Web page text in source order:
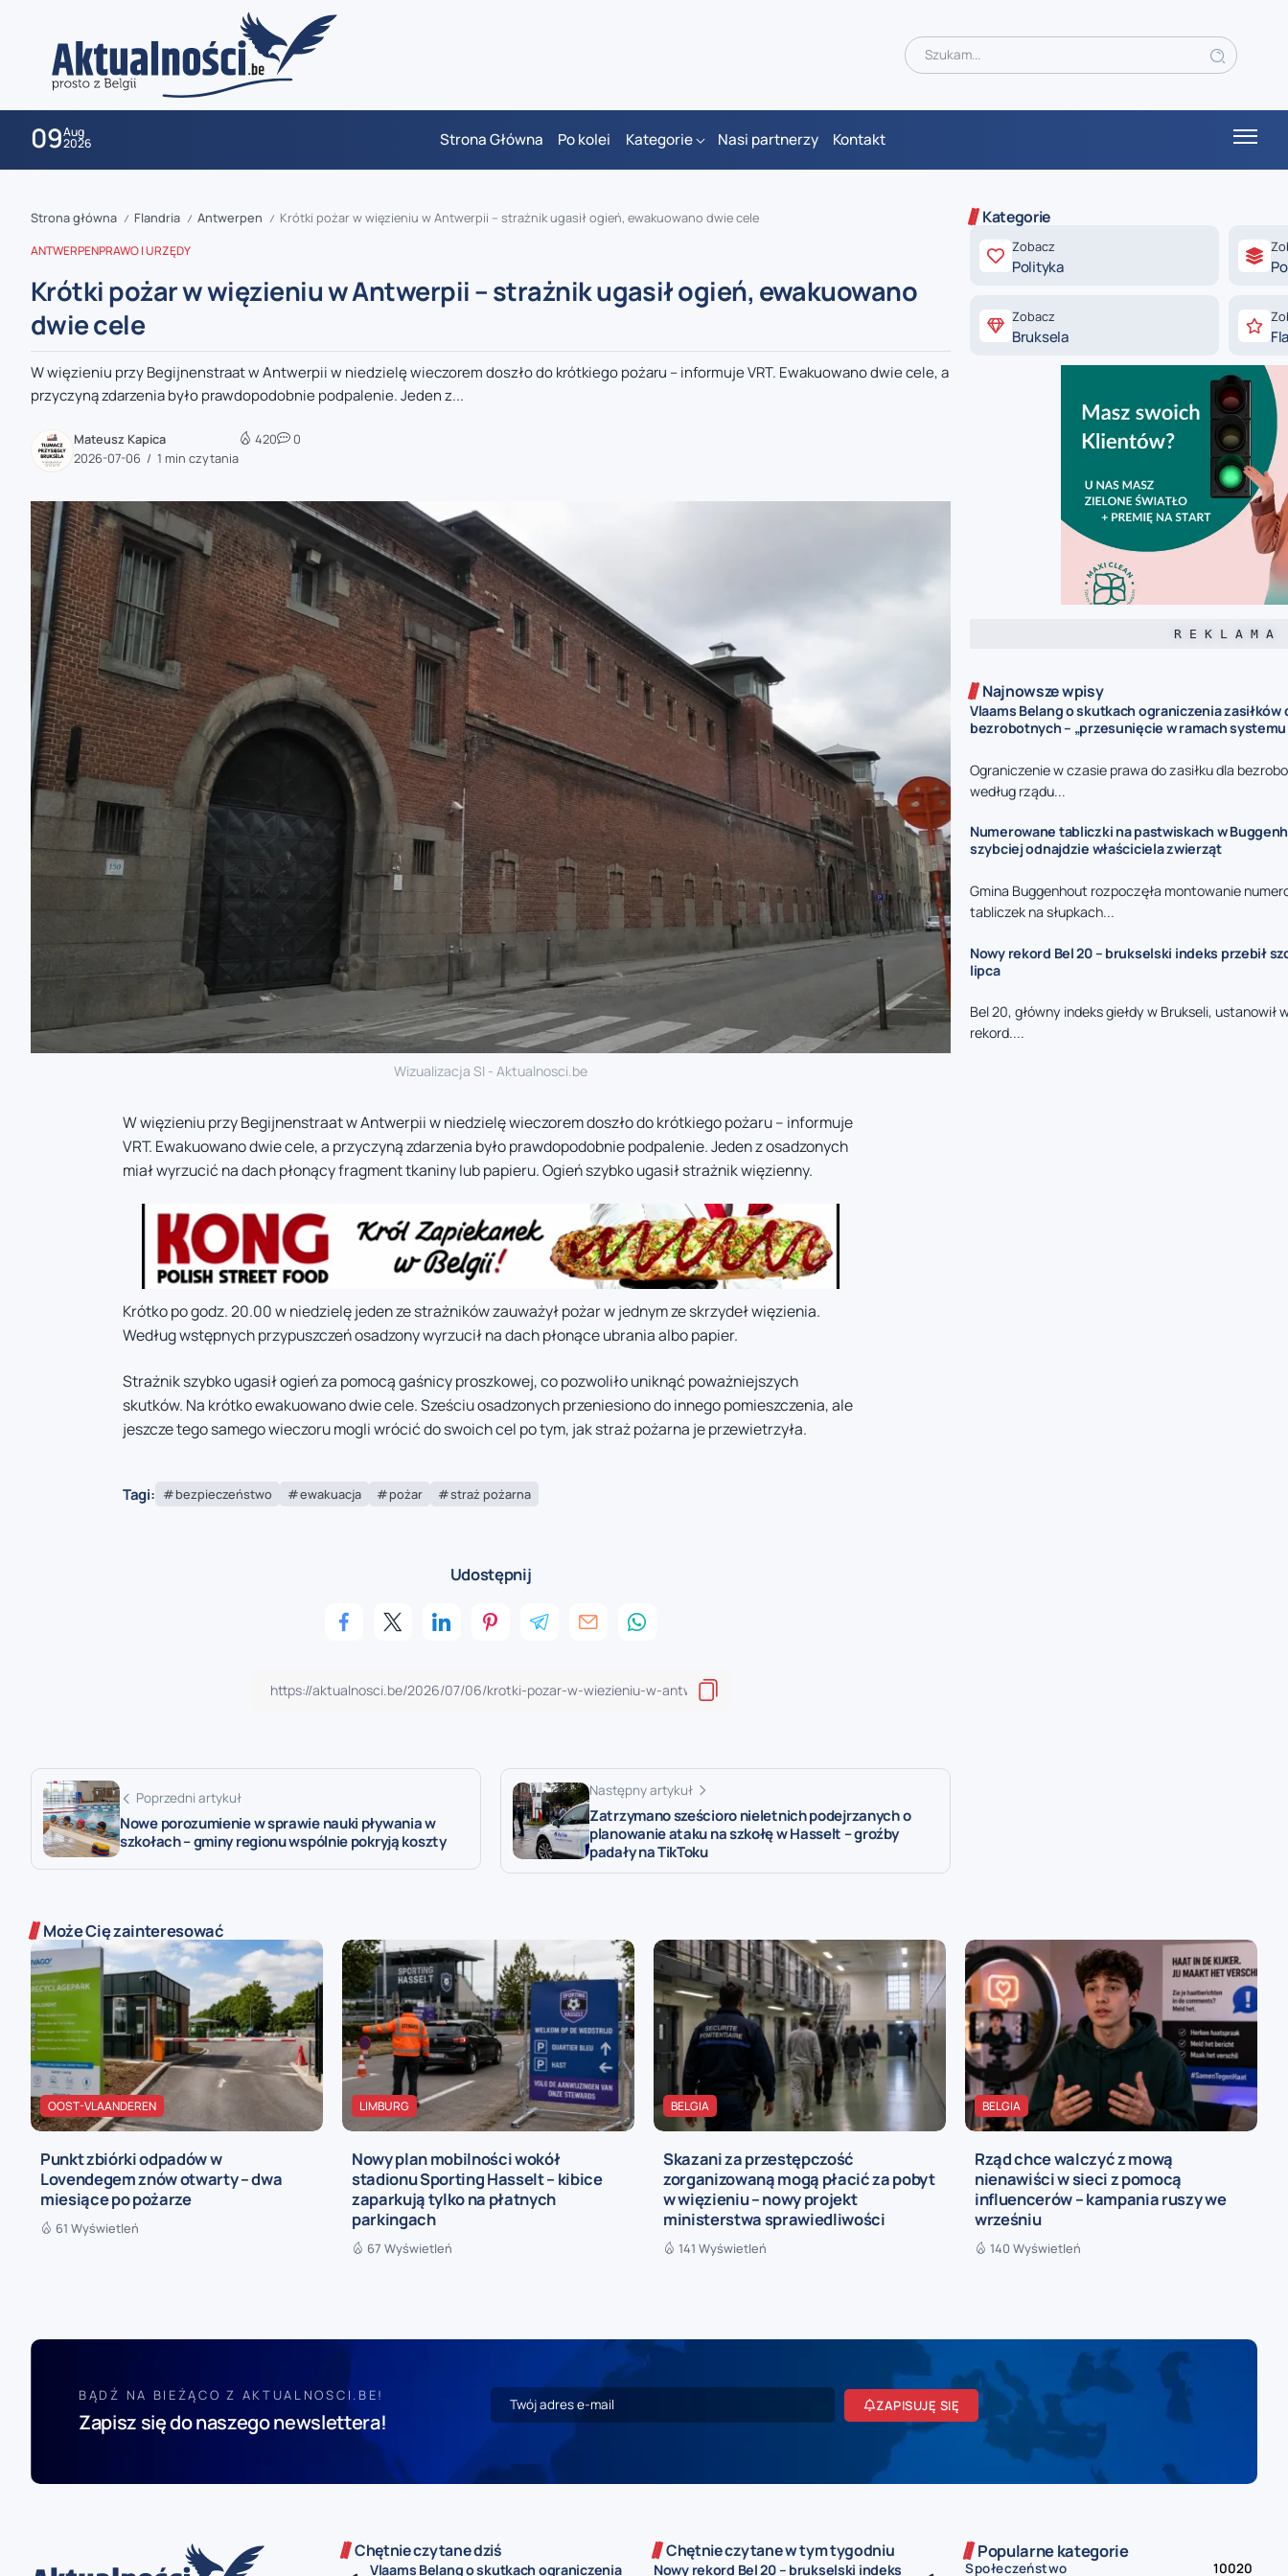
09Aug
2026 Strona Główna Po kolei Kategorie Nasi partnerzy Kontakt
zaobserwuj nas
zaobserwuj nas
zaobserwuj nas
zaobserwuj nas
zaobserwuj nas
Strona główna / Flandria / Antwerpen / Krótki pożar w więzieniu w Antwerpii – strażnik ugasił ogień, ewakuowano dwie cele
ANTWERPENPRAWO I URZĘDY
Krótki pożar w więzieniu w Antwerpii – strażnik ugasił ogień, ewakuowano
dwie cele
W więzieniu przy Begijnenstraat w Antwerpii w niedzielę wieczorem doszło do krótkiego pożaru – informuje VRT. Ewakuowano dwie cele, a
przyczyną zdarzenia było prawdopodobnie podpalenie. Jeden z...
Mateusz Kapica
2026-07-06
1 min czytania
420 0
Wizualizacja SI - Aktualnosci.be
W więzieniu przy Begijnenstraat w Antwerpii w niedzielę wieczorem doszło do krótkiego pożaru – informuje
VRT. Ewakuowano dwie cele, a przyczyną zdarzenia było prawdopodobnie podpalenie. Jeden z osadzonych
miał wyrzucić na dach płonący fragment tkaniny lub papieru. Ogień szybko ugasił strażnik więzienny.
Krótko po godz. 20.00 w niedzielę jeden ze strażników zauważył pożar w jednym ze skrzydeł więzienia.
Według wstępnych przypuszczeń osadzony wyrzucił na dach płonące ubrania albo papier.
Strażnik szybko ugasił ogień za pomocą gaśnicy proszkowej, co pozwoliło uniknąć poważniejszych
skutków. Na krótko ewakuowano dwie cele. Sześciu osadzonych przeniesiono do innego pomieszczenia, ale
jeszcze tego samego wieczoru mogli wrócić do swoich cel po tym, jak straż pożarna je przewietrzyła.
Tagi: bezpieczeństwo ewakuacja pożar straż pożarna
Udostępnij
Poprzedni artykuł
Nowe porozumienie w sprawie nauki pływania w
szkołach – gminy regionu wspólnie pokryją koszty
Następny artykuł
Zatrzymano sześcioro nieletnich podejrzanych o
planowanie ataku na szkołę w Hasselt – groźby
padały na TikToku
Kategorie
Zobacz
Polityka
Zobacz
Bruksela
R E K L A M A
Najnowsze wpisy
Vlaams Belang o skutkach ograniczenia zasiłków
bezrobotnych – „przesunięcie w ramach systemu
Ograniczenie w czasie prawa do zasiłku dla
według rządu...
Numerowane tabliczki na pastwiskach w
szybciej odnajdzie właściciela zwierząt
Gmina Buggenhout rozpoczęła montowanie
tabliczek na słupkach...
Nowy rekord Bel 20 – brukselski indeks przebił
lipca
Bel 20, główny indeks giełdy w Brukseli, ustanowił
rekord....
Może Cię zainteresować
OOST-VLAANDEREN
Punkt zbiórki odpadów w
Lovendegem znów otwarty – dwa
miesiące po pożarze
61 Wyświetleń
LIMBURG
Nowy plan mobilności wokół
stadionu Sporting Hasselt – kibice
zaparkują tylko na płatnych
parkingach
67 Wyświetleń
BELGIA
Skazani za przestępczość
zorganizowaną mogą płacić za pobyt
w więzieniu – nowy projekt
ministerstwa sprawiedliwości
141 Wyświetleń
BELGIA
Rząd chce walczyć z mową
nienawiści w sieci z pomocą
influencerów – kampania ruszy we
wrześniu
140 Wyświetleń
BĄDŹ NA BIEŻĄCO Z AKTUALNOSCI.BE!
Zapisz się do naszego newslettera!
ZAPISUJĘ SIĘ
Chętnie czytane dziś
Vlaams Belang o skutkach ograniczenia
Chętnie czytane w tym tygodniu
Nowy rekord Bel 20 – brukselski indeks
Popularne kategorie
Społeczeństwo 10020